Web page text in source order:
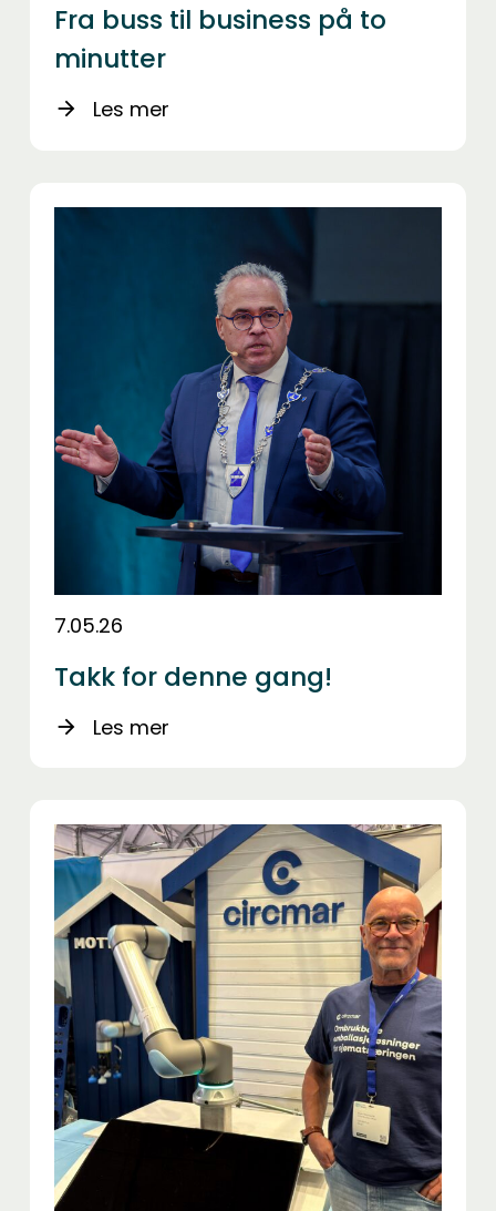
Fra buss til business på to
minutter
arrow_forward Les mer
7.05.26
Takk for denne gang!
arrow_forward Les mer